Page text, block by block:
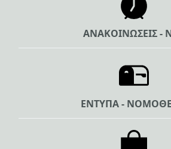
ΑΝΑΚΟΙΝΩΣΕΙΣ -
ΕΝΤΥΠΑ -